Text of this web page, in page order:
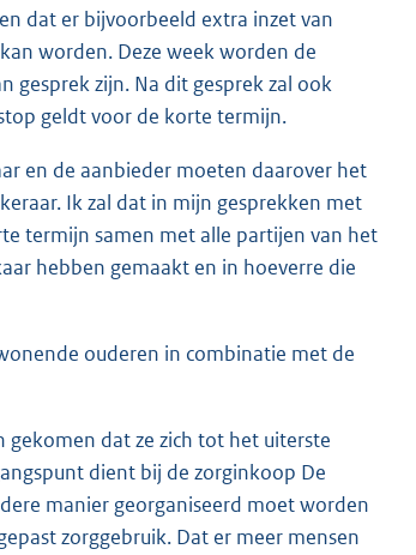
dat er bijvoorbeeld extra inzet van
worden. Deze week worden de
gesprek zijn. Na dit gesprek zal ook
geldt voor de korte termijn.
en de aanbieder moeten daarover het
Ik zal dat in mijn gesprekken met
termijn samen met alle partijen van het
hebben gemaakt en in hoeverre die
ouderen in combinatie met de
dat ze zich tot het uiterste
dient bij de zorginkoop De
manier georganiseerd moet worden
zorggebruik. Dat er meer mensen